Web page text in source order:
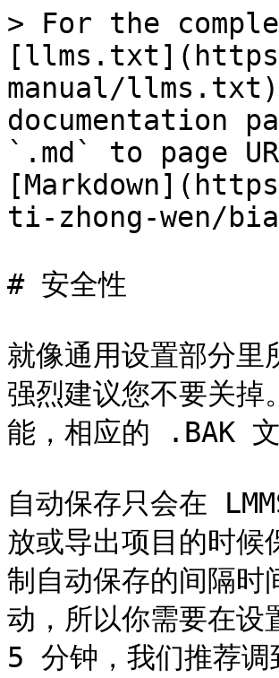
> For the
manual/
documentation
`.md` to page
ti-zhong-wen/
# 安全性
就像通用设置部分
强烈建议您不要关
能，相应的 .BAK
自动保存只会在
放或导出项目的时候
制自动保存的间隔时
动，所以你需要在设
5 分钟，我们推荐